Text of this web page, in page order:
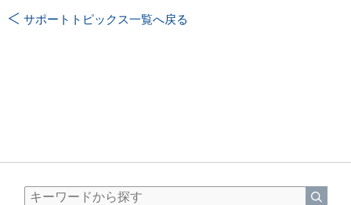
サポートトピックス一覧へ戻る